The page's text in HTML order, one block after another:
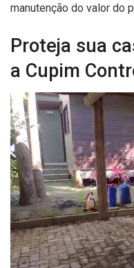
manutenção do valor do
Proteja sua
a Cupim